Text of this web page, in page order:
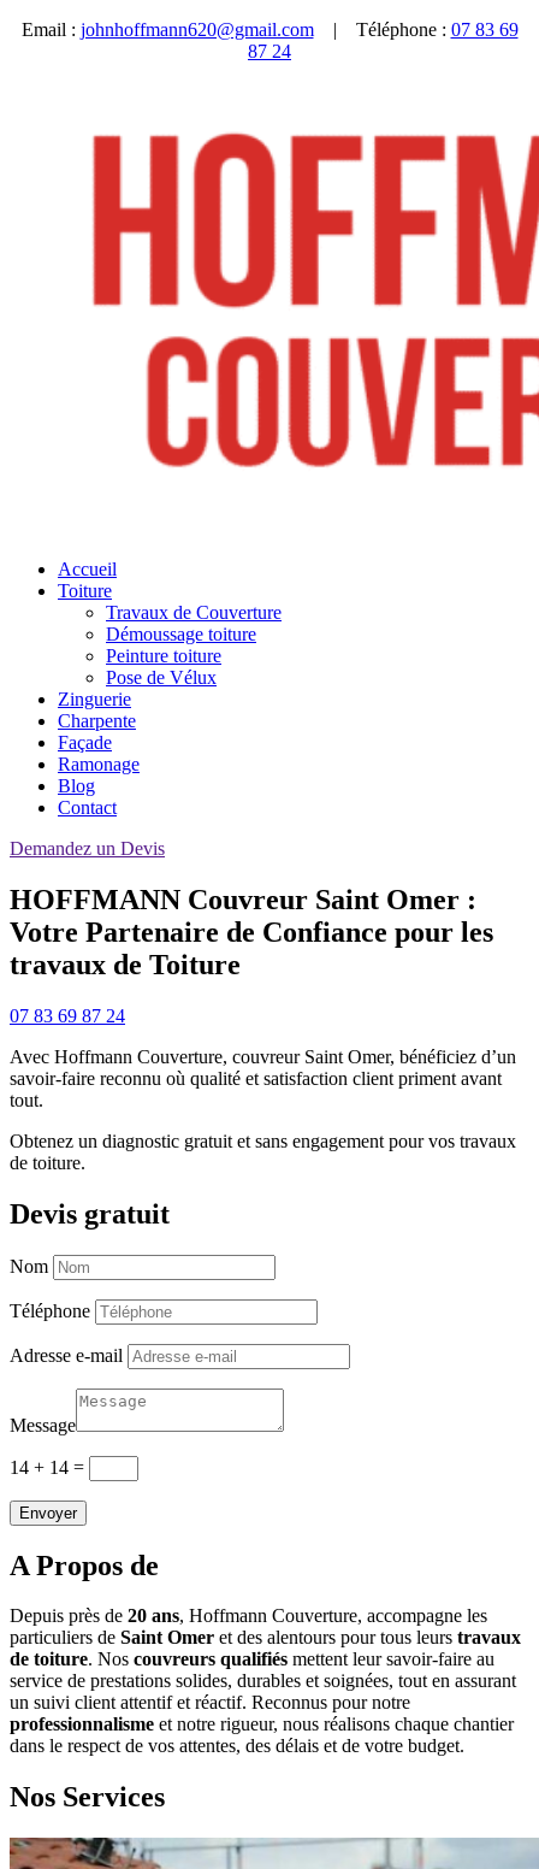
Email : johnhoffmann620@gmail.com| Téléphone : 07 83 69
87 24
Accueil
Toiture
Travaux de Couverture
Démoussage toiture
Peinture toiture
Pose de Vélux
Zinguerie
Charpente
Façade
Ramonage
Blog
Contact
Demandez un Devis
HOFFMANN Couvreur Saint Omer :
Votre Partenaire de Confiance pour les
travaux de Toiture
07 83 69 87 24
Avec Hoffmann Couverture, couvreur Saint Omer, bénéficiez d’un
savoir-faire reconnu où qualité et satisfaction client priment avant
tout.
Obtenez un diagnostic gratuit et sans engagement pour vos travaux
de toiture.
Devis gratuit
Nom
Téléphone
Adresse e-mail
Message
14 + 14 =
Envoyer
A Propos de
Depuis près de 20 ans, Hoffmann Couverture, accompagne les
particuliers de Saint Omer et des alentours pour tous leurs travaux
de toiture. Nos couvreurs qualifiés mettent leur savoir-faire au
service de prestations solides, durables et soignées, tout en assurant
un suivi client attentif et réactif. Reconnus pour notre
professionnalisme et notre rigueur, nous réalisons chaque chantier
dans le respect de vos attentes, des délais et de votre budget.
Nos Services